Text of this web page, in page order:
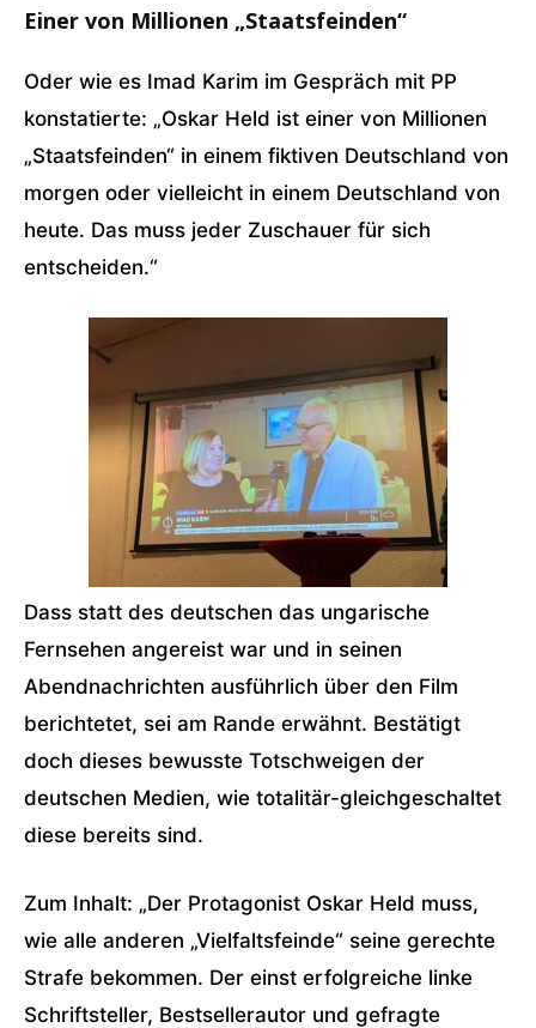
Einer von Millionen „Staatsfeinden“
Oder wie es Imad Karim im Gespräch mit PP
konstatierte: „Oskar Held ist einer von Millionen
„Staatsfeinden“ in einem fiktiven Deutschland von
morgen oder vielleicht in einem Deutschland von
heute. Das muss jeder Zuschauer für sich
entscheiden.“
Dass statt des deutschen das ungarische
Fernsehen angereist war und in seinen
Abendnachrichten ausführlich über den Film
berichtetet, sei am Rande erwähnt. Bestätigt
doch dieses bewusste Totschweigen der
deutschen Medien, wie totalitär-gleichgeschaltet
diese bereits sind.
Zum Inhalt: „Der Protagonist Oskar Held muss,
wie alle anderen „Vielfaltsfeinde“ seine gerechte
Strafe bekommen. Der einst erfolgreiche linke
Schriftsteller, Bestsellerautor und gefragte